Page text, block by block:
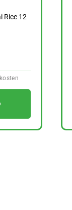
Rice 12